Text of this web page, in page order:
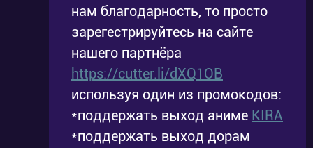
нам благодарность, то просто
зарегестрируйтесь на сайте
нашего партнёра
https://cutter.li/dXQ1OB
используя один из промокодов:
*поддержать выход аниме KIRA
*поддержать выход дорам